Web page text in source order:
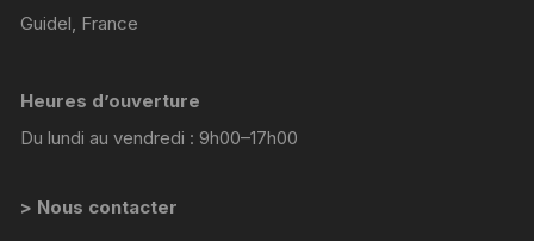
Guidel, France
Heures d’ouverture
Du lundi au vendredi : 9h00–17h00
> Nous contacter